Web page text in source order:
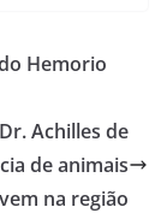
Hemorio
Achilles de
de animais
na região